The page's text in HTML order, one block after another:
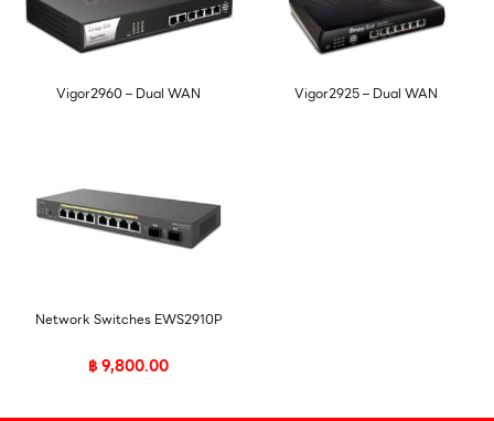
Vigor2960 – Dual WAN Vigor2925 – Dual WAN
Network Switches EWS2910P
฿9,800.00